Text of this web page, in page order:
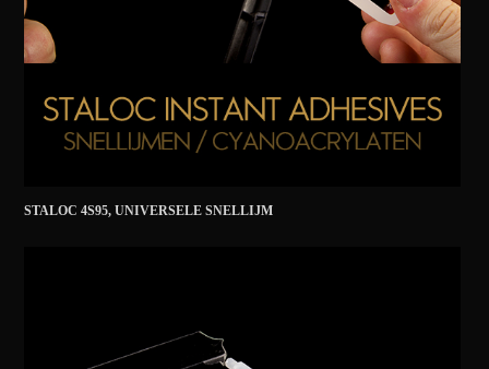
STALOC 4S95, UNIVERSELE SNELLIJM